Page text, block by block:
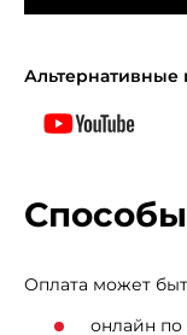
Альтернативные
Оплата может
онлайн по